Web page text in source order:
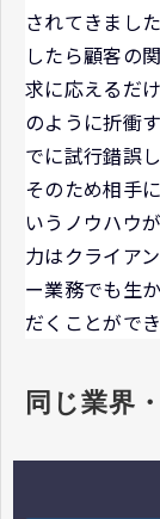
されてきまし
したら顧客の
求に応えるだ
のように折衝
でに試行錯誤
そのため相手
いうノウハウ
力はクライア
ー業務でも生
だくことがで
同じ業界